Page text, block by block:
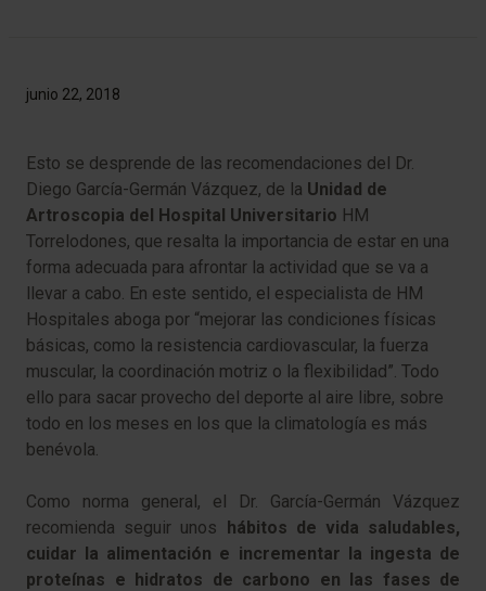
junio 22, 2018
​Esto se desprende de las recomendaciones del Dr.
Diego García-Germán Vázquez, de la Unidad de
Artroscopia del Hospital Universitario HM
Torrelodones, que resalta la importancia de estar en una
forma adecuada para afrontar la actividad que se va a
llevar a cabo. En este sentido, el especialista de HM
Hospitales aboga por “mejorar las condiciones físicas
básicas, como la resistencia cardiovascular, la fuerza
muscular, la coordinación motriz o la flexibilidad”. Todo
ello para sacar provecho del deporte al aire libre, sobre
todo en los meses en los que la climatología es más
benévola.
Como norma general, el Dr. García-Germán Vázquez
recomienda seguir unos hábitos de vida saludables,
cuidar la alimentación e incrementar la ingesta de
proteínas e hidratos de carbono en las fases de